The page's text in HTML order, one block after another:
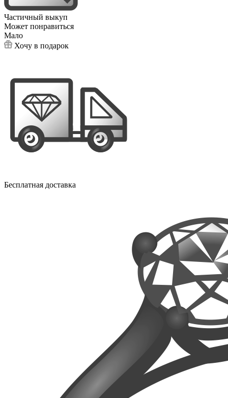
Частичный выкуп
Может понравиться
Мало
Хочу в подарок
Бесплатная доставка